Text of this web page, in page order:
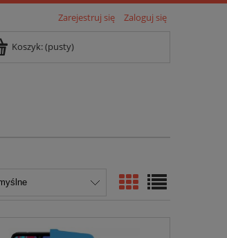
Zarejestruj się Zaloguj się
Koszyk:(pusty)